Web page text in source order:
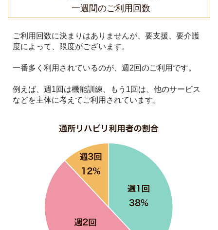
一週間のご利用回数
ご利用回数に決まりはありませんが、要支援、要介護
度によって、限度がございます。
一番多く利用されているのが、週2回のご利用です。
例えば、週1回は機能訓練、もう1回は、他のサービス
などを主体に考えてご利用されています。